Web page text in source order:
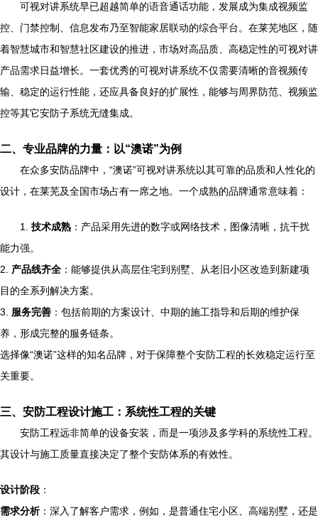
可视对讲系统早已超越简单的语音通话功能，发展成为集成视频监
控、门禁控制、信息发布乃至智能家居联动的综合平台。在莱芜地区，随
着智慧城市和智慧社区建设的推进，市场对高品质、高稳定性的可视对讲
产品需求日益增长。一套优秀的可视对讲系统不仅需要清晰的音视频传
输、稳定的运行性能，还应具备良好的扩展性，能够与周界防范、视频监
控等其它安防子系统无缝集成。
二、专业品牌的力量：以“澳诺”为例
在众多安防品牌中，“澳诺”可视对讲系统以其可靠的品质和人性化的
设计，在莱芜及全国市场占有一席之地。一个成熟的品牌通常意味着：
1. 技术成熟 ：产品采用先进的数字或网络技术，图像清晰，抗干扰
能力强。
2. 产品线齐全 ：能够提供从高层住宅到别墅、从老旧小区改造到新建项
目的全系列解决方案。
3. 服务完善 ：包括前期的方案设计、中期的施工指导和后期的维护保
养，形成完整的服务链条。
选择像“澳诺”这样的知名品牌，对于保障整个安防工程的长效稳定运行至
关重要。
三、安防工程设计施工：系统性工程的关键
安防工程远非简单的设备安装，而是一项涉及多学科的系统性工程。
其设计与施工质量直接决定了整个安防体系的有效性。
设计阶段 ：
需求分析：深入了解客户需求，例如，是普通住宅小区、高端别墅，还是